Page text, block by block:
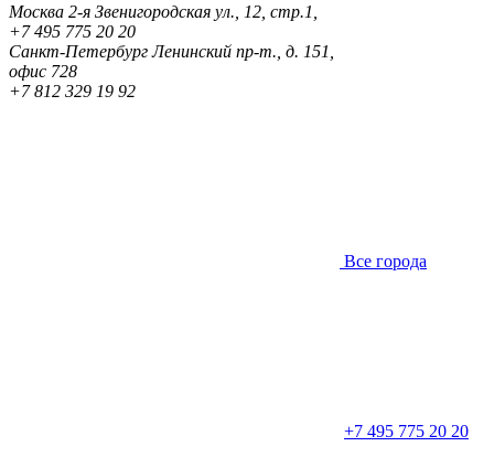
Москва 2-я Звенигородская ул., 12, стр.1,
+7 495 775 20 20
Санкт-ПетербургЛенинский пр-т., д. 151,
офис 728
+7 812 329 19 92
Все города
+7 495 775 20 20